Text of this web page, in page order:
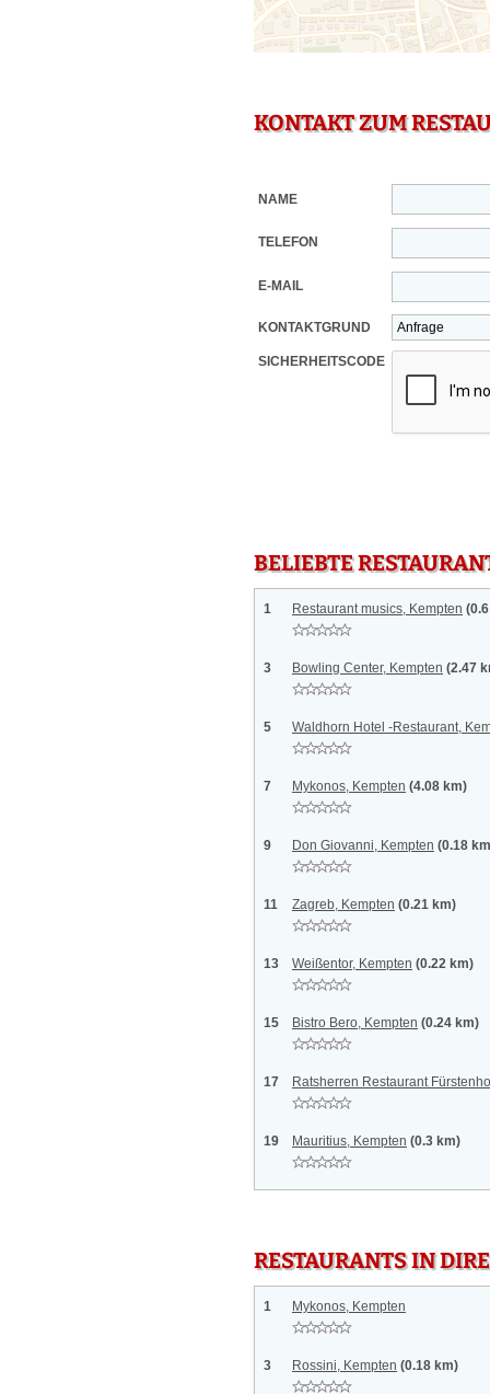
KONTAKT ZUM
NAME
TELEFON
E-MAIL
KONTAKTGRUND
SICHERHEITSCODE
BELIEBTE
1 Restaurant musics, Kempten
3 Bowling Center, Kempten (2.47
5 Waldhorn Hotel -Restaurant,
7 Mykonos, Kempten (4.08 km)
9 Don Giovanni, Kempten (0.18
11 Zagreb, Kempten (0.21 km)
13 Weißentor, Kempten (0.22 km)
15 Bistro Bero, Kempten (0.24 km)
17 Ratsherren Restaurant
19 Mauritius, Kempten (0.3 km)
RESTAURANTS IN
1 Mykonos, Kempten
3 Rossini, Kempten (0.18 km)